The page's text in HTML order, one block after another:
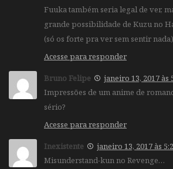
Fuuka também seria legal de ver,
grande possibilidade de Kuzu no
(só os forte pra ver sem sentir
Acesse para responder
Bruno Felipe
janeiro 13, 2017 às
Impressões de um anime de
sério?
Acesse para responder
Inexistente
janeiro 13, 2017 às
Misunderstand-kun no Revenge…